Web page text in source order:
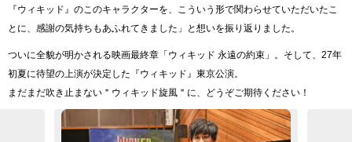
『ウィキッド』のこのキャラクターを、こういう形で関わらせていただいたこ
とに、感謝の気持ちもあふれてきました」と想いを振り返りました。
ついに全貌が明かされる映画最終章「ウィキッド 永遠の約束」。そして、27年
初夏に待望の上演が決定した『ウィキッド』東京公演。
まだまだ吹き止まない＂ウィキッド旋風＂に、どうぞご期待ください！